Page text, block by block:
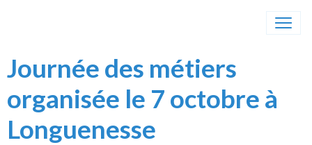
Journée des métiers
organisée le 7 octobre à
Longuenesse